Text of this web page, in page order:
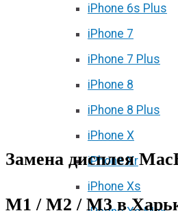
iPhone 6s Plus
iPhone 7
iPhone 7 Plus
iPhone 8
iPhone 8 Plus
iPhone X
iPhone Xr
iPhone Xs
Замена дисплея
M1 / M2 / M3 в